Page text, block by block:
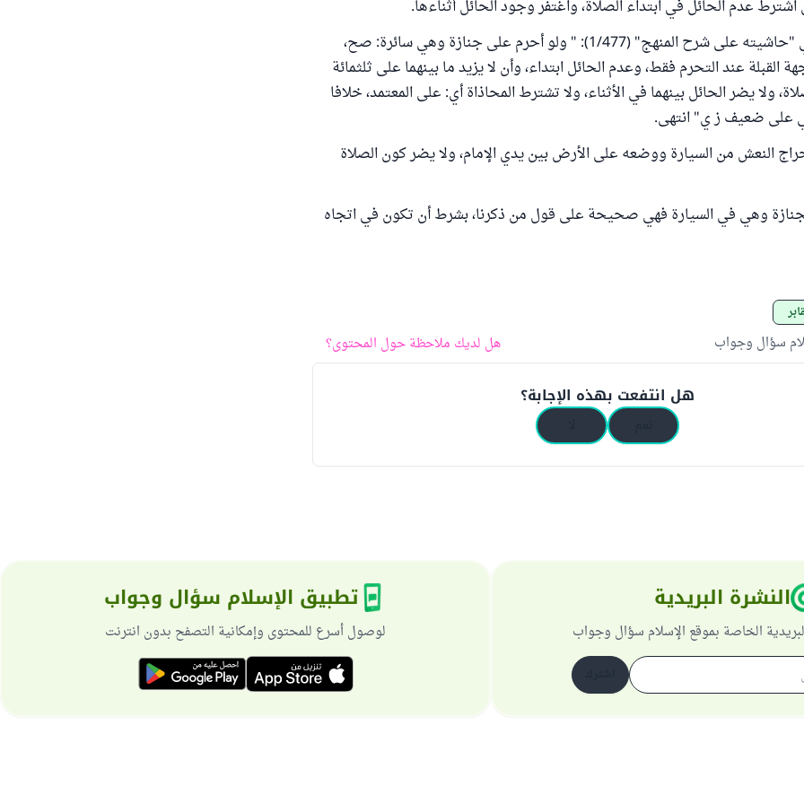
عدم الحائل في ابتداء الصلاة، واغتفر وجود الحائل أثناءها.
قال البجيرمي في "حاشيته على شرح المنهج" (1/477): " ولو أحرم على جنازة وهي سائرة: صح،
القبلة عند التحرم فقط، وعدم الحائل ابتداء، وأن لا يزيد ما بينهما على ثلثمائة
ولا يضر الحائل بينهما في الأثناء، ولا تشترط المحاذاة أي: على المعتمد، خلافا
على ضعيف ز ي" انتهى.
النعش من السيارة ووضعه على الأرض بين يدي الإمام، ولا يضر كون الصلاة
وهي في السيارة فهي صحيحة على قول من ذكرنا، بشرط أن تكون في اتجاه
سؤال وجواب هل لديك ملاحظة حول المحتوى؟
هل انتفعت بهذه الإجابة؟
النشرة البريدية
الخاصة بموقع الإسلام سؤال وجواب
تطبيق الإسلام سؤال وجواب
لوصول أسرع للمحتوى وإمكانية التصفح بدون انترنت